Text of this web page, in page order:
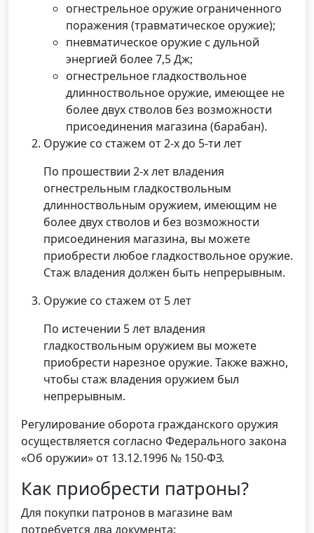
огнестрельное оружие ограниченного
поражения (травматическое оружие);
пневматическое оружие с дульной
энергией более 7,5 Дж;
огнестрельное гладкоствольное
длинноствольное оружие, имеющее не
более двух стволов без возможности
присоединения магазина (барабан).
Оружие со стажем от 2-х до 5-ти лет
По прошествии 2-х лет владения
огнестрельным гладкоствольным
длинноствольным оружием, имеющим не
более двух стволов и без возможности
присоединения магазина, вы можете
приобрести любое гладкоствольное оружие.
Стаж владения должен быть непрерывным.
Оружие со стажем от 5 лет
По истечении 5 лет владения
гладкоствольным оружием вы можете
приобрести нарезное оружие. Также важно,
чтобы стаж владения оружием был
непрерывным.
Регулирование оборота гражданского оружия
осуществляется согласно Федерального закона
«Об оружии» от 13.12.1996 № 150-ФЗ.
Как приобрести патроны?
Для покупки патронов в магазине вам
потребуется два документа: